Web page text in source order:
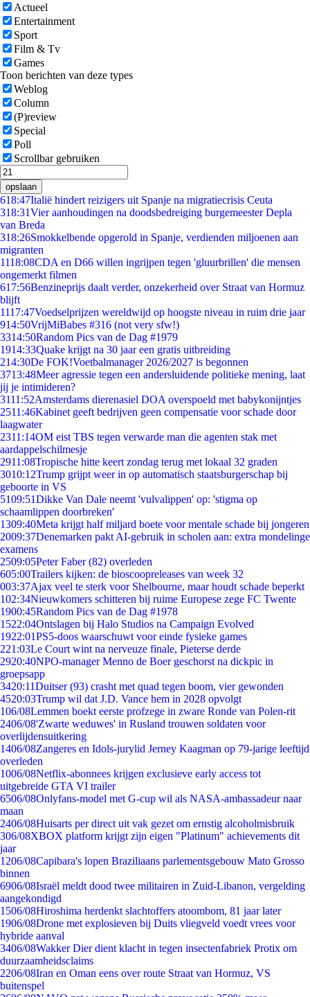
Actueel
Entertainment
Sport
Film & Tv
Games
Toon berichten van deze types
Weblog
Column
(P)review
Special
Poll
Scrollbar gebruiken
opslaan
618:47Italië hindert reizigers uit Spanje na migratiecrisis Ceuta
318:31Vier aanhoudingen na doodsbedreiging burgemeester Depla
van Breda
318:26Smokkelbende opgerold in Spanje, verdienden miljoenen aan
migranten
1118:08CDA en D66 willen ingrijpen tegen 'gluurbrillen' die mensen
ongemerkt filmen
617:56Benzineprijs daalt verder, onzekerheid over Straat van Hormuz
blijft
1117:47Voedselprijzen wereldwijd op hoogste niveau in ruim drie jaar
914:50VrijMiBabes #316 (not very sfw!)
3314:50Random Pics van de Dag #1979
1914:33Quake krijgt na 30 jaar een gratis uitbreiding
214:30De FOK!Voetbalmanager 2026/2027 is begonnen
3713:48Meer agressie tegen een andersluidende politieke mening, laat
jij je intimideren?
3111:52Amsterdams dierenasiel DOA overspoeld met babykonijntjes
2511:46Kabinet geeft bedrijven geen compensatie voor schade door
laagwater
2311:14OM eist TBS tegen verwarde man die agenten stak met
aardappelschilmesje
2911:08Tropische hitte keert zondag terug met lokaal 32 graden
3010:12Trump grijpt weer in op automatisch staatsburgerschap bij
geboorte in VS
5109:51Dikke Van Dale neemt 'vulvalippen' op: 'stigma op
schaamlippen doorbreken'
1309:40Meta krijgt half miljard boete voor mentale schade bij jongeren
2009:37Denemarken pakt AI-gebruik in scholen aan: extra mondelinge
examens
2509:05Peter Faber (82) overleden
605:00Trailers kijken: de bioscoopreleases van week 32
003:37Ajax veel te sterk voor Shelbourne, maar houdt schade beperkt
102:34Nieuwkomers schitteren bij ruime Europese zege FC Twente
1900:45Random Pics van de Dag #1978
1522:04Ontslagen bij Halo Studios na Campaign Evolved
1922:01PS5-doos waarschuwt voor einde fysieke games
221:03Le Court wint na nerveuze finale, Pieterse derde
2920:40NPO-manager Menno de Boer geschorst na dickpic in
groepsapp
3420:11Duitser (93) crasht met quad tegen boom, vier gewonden
4520:03Trump wil dat J.D. Vance hem in 2028 opvolgt
106/08Lemmen boekt eerste profzege in zware Ronde van Polen-rit
2406/08'Zwarte weduwes' in Rusland trouwen soldaten voor
overlijdensuitkering
1406/08Zangeres en Idols-jurylid Jerney Kaagman op 79-jarige leeftijd
overleden
1006/08Netflix-abonnees krijgen exclusieve early access tot
uitgebreide GTA VI trailer
6506/08Onlyfans-model met G-cup wil als NASA-ambassadeur naar
maan
2406/08Huisarts per direct uit vak gezet om ernstig alcoholmisbruik
306/08XBOX platform krijgt zijn eigen "Platinum" achievements dit
jaar
1206/08Capibara's lopen Braziliaans parlementsgebouw Mato Grosso
binnen
6906/08Israël meldt dood twee militairen in Zuid-Libanon, vergelding
aangekondigd
1506/08Hiroshima herdenkt slachtoffers atoombom, 81 jaar later
1906/08Drone met explosieven bij Duits vliegveld voedt vrees voor
hybride aanval
3406/08Wakker Dier dient klacht in tegen insectenfabriek Protix om
duurzaamheidsclaims
2206/08Iran en Oman eens over route Straat van Hormuz, VS
buitenspel